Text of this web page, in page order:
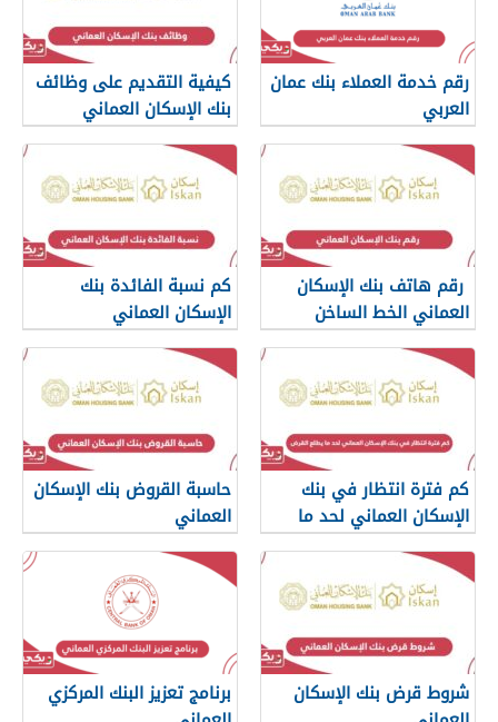
رقم خدمة العملاء بنك عمان
العربي
كيفية التقديم على وظائف
بنك الإسكان العماني
رقم هاتف بنك الإسكان
العماني الخط الساخن
كم نسبة الفائدة بنك
الإسكان العماني
كم فترة انتظار في بنك
الإسكان العماني لحد ما
يطلع القرض
حاسبة القروض بنك الإسكان
العماني
شروط قرض بنك الإسكان
برنامج تعزيز البنك المركزي